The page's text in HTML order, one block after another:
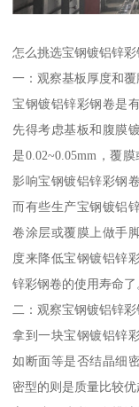
怎么挑选宝钢镀铝锌彩
一：观察基板厚度和
宝钢镀铝锌彩钢卷是
先得考虑基板和腹膜
是0.02~0.05mm，覆
影响宝钢镀铝锌彩钢
而有些生产宝钢镀铝
卷涂层或覆膜上做手
度来降低宝钢镀铝锌
锌彩钢卷的使用寿命了
二：观察宝钢镀铝锌
拿到一块宝钢镀铝锌
如断面等是否结晶细
密型的则是质量比较优